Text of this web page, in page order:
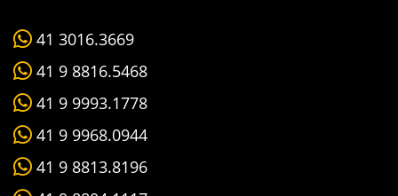
41 3016.3669
41 9 8816.5468
41 9 9993.1778
41 9 9968.0944
41 9 8813.8196